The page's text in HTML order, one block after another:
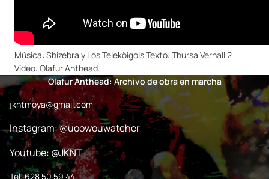
Música: Shizebra y Los Teleköigols Texto: Thursa Vernall 2
Vídeo: Olafur Anthead.
Olafur Anthead: Archivo de obra en marcha
jkntmoya@gmail.com
Instagram: @uoowouwatcher
Youtube: @JKNT
Tel. 628 50 59 44